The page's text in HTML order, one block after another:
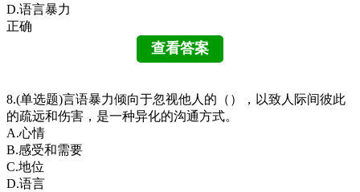
D.语言暴力
正确
8.(单选题)言语暴力倾向于忽视他人的（），以致人际间彼此
的疏远和伤害，是一种异化的沟通方式。
A.心情
B.感受和需要
C.地位
D.语言